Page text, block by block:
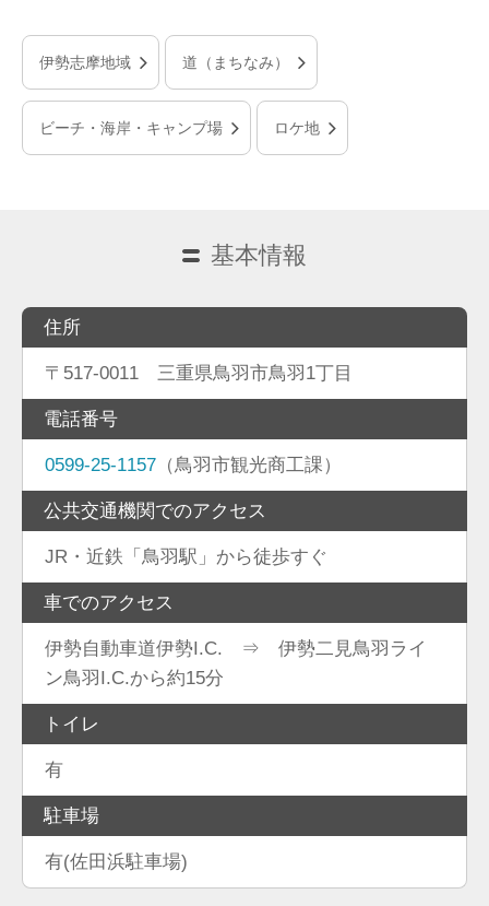
伊勢志摩地域 道（まちなみ）
ビーチ・海岸・キャンプ場 ロケ地
基本情報
住所
〒517-0011 三重県鳥羽市鳥羽1丁目
電話番号
0599-25-1157 （鳥羽市観光商工課）
公共交通機関でのアクセス
JR・近鉄「鳥羽駅」から徒歩すぐ
車でのアクセス
伊勢自動車道伊勢I.C. ⇒ 伊勢二見鳥羽ライ
ン鳥羽I.C.から約15分
トイレ
有
駐車場
有(佐田浜駐車場)